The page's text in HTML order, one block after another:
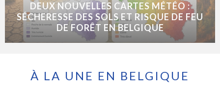
DEUX NOUVELLES CARTES MÉTÉO :
SÉCHERESSE DES SOLS ET RISQUE DE FEU
DE FORÊT EN BELGIQUE
À LA UNE EN BELGIQUE